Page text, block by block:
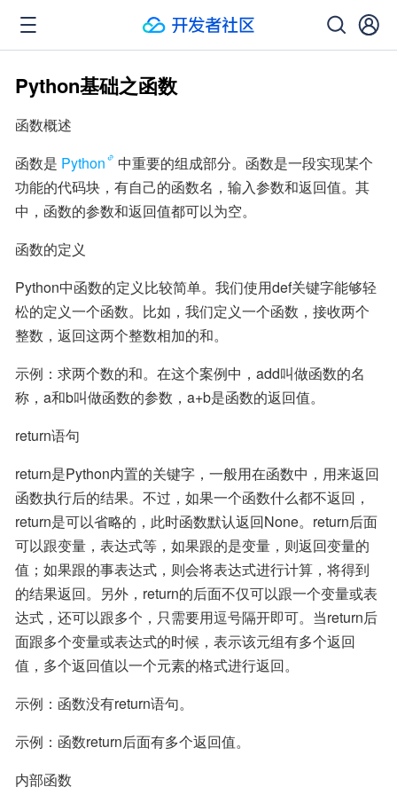
Python基础之函数
函数概述
函数是 Python
中重要的组成部分。函数是一段实现某个
功能的代码块，有自己的函数名，输入参数和返回值。其
中，函数的参数和返回值都可以为空。
函数的定义
Python中函数的定义比较简单。我们使用def关键字能够轻
松的定义一个函数。比如，我们定义一个函数，接收两个
整数，返回这两个整数相加的和。
示例：求两个数的和。在这个案例中，add叫做函数的名
称，a和b叫做函数的参数，a+b是函数的返回值。
return语句
return是Python内置的关键字，一般用在函数中，用来返回
函数执行后的结果。不过，如果一个函数什么都不返回，
return是可以省略的，此时函数默认返回None。return后面
可以跟变量，表达式等，如果跟的是变量，则返回变量的
值；如果跟的事表达式，则会将表达式进行计算，将得到
的结果返回。另外，return的后面不仅可以跟一个变量或表
达式，还可以跟多个，只需要用逗号隔开即可。当return后
面跟多个变量或表达式的时候，表示该元组有多个返回
值，多个返回值以一个元素的格式进行返回。
示例：函数没有return语句。
示例：函数return后面有多个返回值。
内部函数